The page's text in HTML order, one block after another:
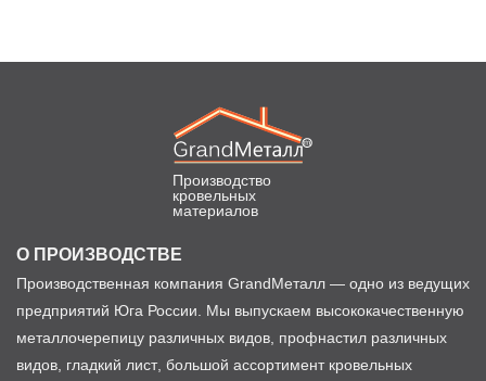
Производство
кровельных
материалов
О ПРОИЗВОДСТВЕ
Производственная компания GrandМеталл — одно из ведущих
предприятий Юга России. Мы выпускаем высококачественную
металлочерепицу различных видов, профнастил различных
видов, гладкий лист, большой ассортимент кровельных